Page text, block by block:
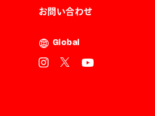
お問い合わせ
Global